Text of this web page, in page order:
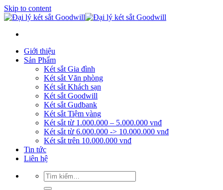
Skip to content
Giới thiệu
Sản Phẩm
Két sắt Gia đình
Két sắt Văn phòng
Két sắt Khách sạn
Két sắt Goodwill
Két sắt Gudbank
Két sắt Tiệm vàng
Két sắt từ 1.000.000 – 5.000.000 vnđ
Két sắt từ 6.000.000 -> 10.000.000 vnđ
Két sắt trên 10.000.000 vnđ
Tin tức
Liên hệ